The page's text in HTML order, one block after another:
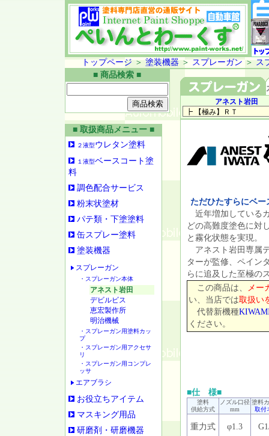
トップページ ＞ 塗装機器＞ スプレーガン ＞ ス
■ 商品検索 ■
■ 取扱商品メニュー ■
２液型ウレタン塗料
１液型ベースコート塗
料
調色配合サービス
粉末状塗材
パテ類・下塗塗料
缶スプレー塗料
塗装機器
スプレーガン
・スプレーガン本体
アネスト岩田
デビルビス
恵宏製作所
明治機械
・スプレーガン用塗料カッ
プ
・スプレーガン用アクセサ
リ
・スプレーガン用コンプレ
ッサ
エアブラシ
お役立ちアイテム
マスキング用品
研磨剤・研磨機器
アネスト岩田
ただひたすらにベー
近年増加している
どの高難度塗色に対
と霧化状態を実現。
アネスト岩田専属
ターが監修、ペイン
らに追及した至極の
この商品は、
メー
い、当店では取扱い
代替新機種
ください。
■仕 様■
塗料
供給方式
ノズル口径
mm
塗料
取付
重力式 φ1.3